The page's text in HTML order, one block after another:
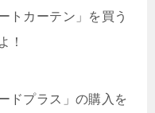
トカーテン」を買う
！
ドプラス」の購入を